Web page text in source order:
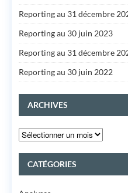
Reporting au 31 décembre
Reporting au 30 juin 2023
Reporting au 31 décembre
Reporting au 30 juin 2022
ARCHIVES
CATÉGORIES